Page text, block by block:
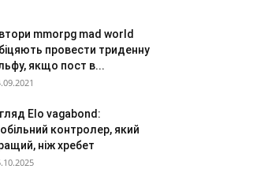
mmorpg mad world
провести триденну
якщо пост в...
Elo vagabond:
контролер, який
ніж хребет